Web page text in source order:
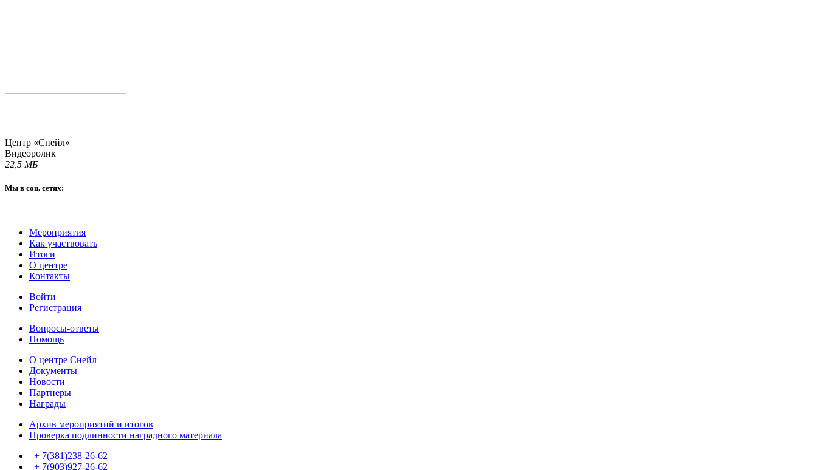
Центр «Снейл»
Видеоролик
22,5 МБ
Мы в соц. сетях:
Мероприятия
Как участвовать
Итоги
О центре
Контакты
Войти
Регистрация
Вопросы-ответы
Помощь
О центре Снейл
Документы
Новости
Партнеры
Награды
Архив мероприятий и итогов
Проверка подлинности наградного материала
+ 7(381)238-26-62
+ 7(903)927-26-62